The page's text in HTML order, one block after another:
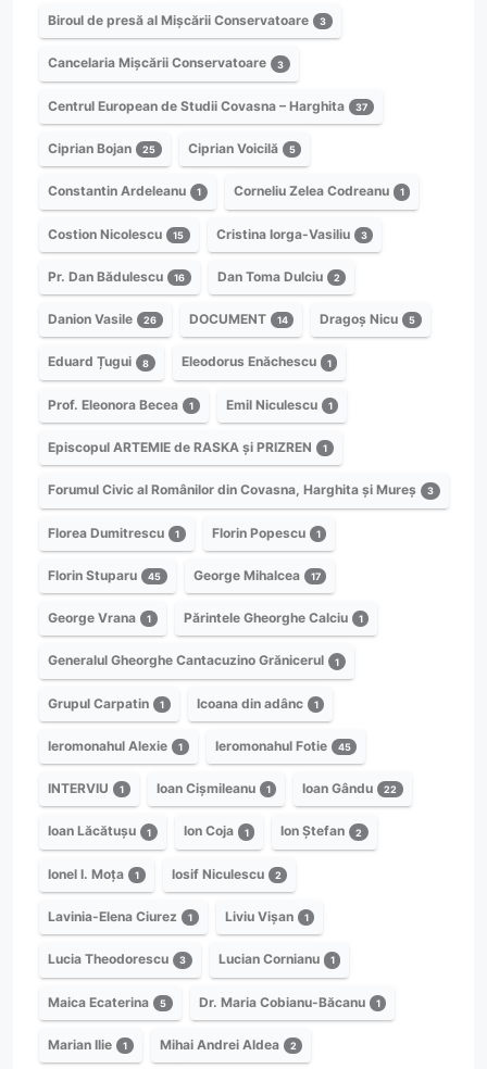
Biroul de presă al Mișcării Conservatoare 3
Cancelaria Mișcării Conservatoare 3
Centrul European de Studii Covasna – Harghita 37
Ciprian Bojan 25 Ciprian Voicilă 5
Constantin Ardeleanu 1 Corneliu Zelea Codreanu 1
Costion Nicolescu 15 Cristina Iorga-Vasiliu 3
Pr. Dan Bădulescu 16 Dan Toma Dulciu 2
Danion Vasile 26 DOCUMENT 14 Dragoș Nicu 5
Eduard Țugui 8 Eleodorus Enăchescu 1
Prof. Eleonora Becea 1 Emil Niculescu 1
Episcopul ARTEMIE de RASKA și PRIZREN 1
Forumul Civic al Românilor din Covasna, Harghita și Mureș 3
Florea Dumitrescu 1 Florin Popescu 1
Florin Stuparu 45 George Mihalcea 17
George Vrana 1 Părintele Gheorghe Calciu 1
Generalul Gheorghe Cantacuzino Grănicerul 1
Grupul Carpatin 1 Icoana din adânc 1
Ieromonahul Alexie 1 Ieromonahul Fotie 45
INTERVIU 1 Ioan Cișmileanu 1 Ioan Gându 22
Ioan Lăcătușu 1 Ion Coja 1 Ion Ștefan 2
Ionel I. Moța 1 Iosif Niculescu 2
Lavinia-Elena Ciurez 1 Liviu Vișan 1
Lucia Theodorescu 3 Lucian Cornianu 1
Maica Ecaterina 5 Dr. Maria Cobianu-Băcanu 1
Marian Ilie 1 Mihai Andrei Aldea 2